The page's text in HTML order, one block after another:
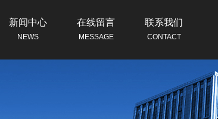
新闻中心
NEWS
在线留言
MESSAGE
联系我们
CONTACT